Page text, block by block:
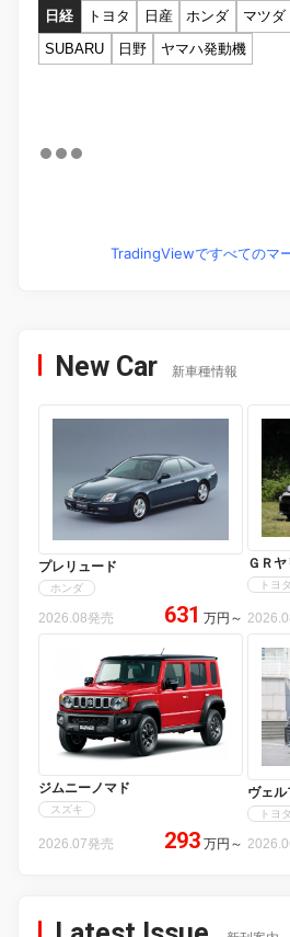
日経 トヨタ 日産 ホンダ マツダ
SUBARU
日野 ヤマハ発動機
TradingViewですべてのマ
New Car 新車種情報
プレリュード
ホンダ
2026.08発売 631 万円 ～
ＧＲヤ
トヨタ
ジムニーノマド
スズキ
2026.07発売 293 万円 ～
ヴェ
トヨタ